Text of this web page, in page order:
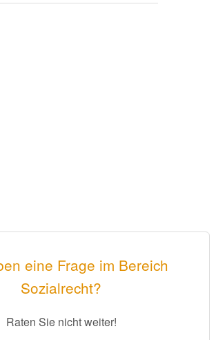
eine Frage im Bereich
Sozialrecht?
Raten Sie nicht weiter!